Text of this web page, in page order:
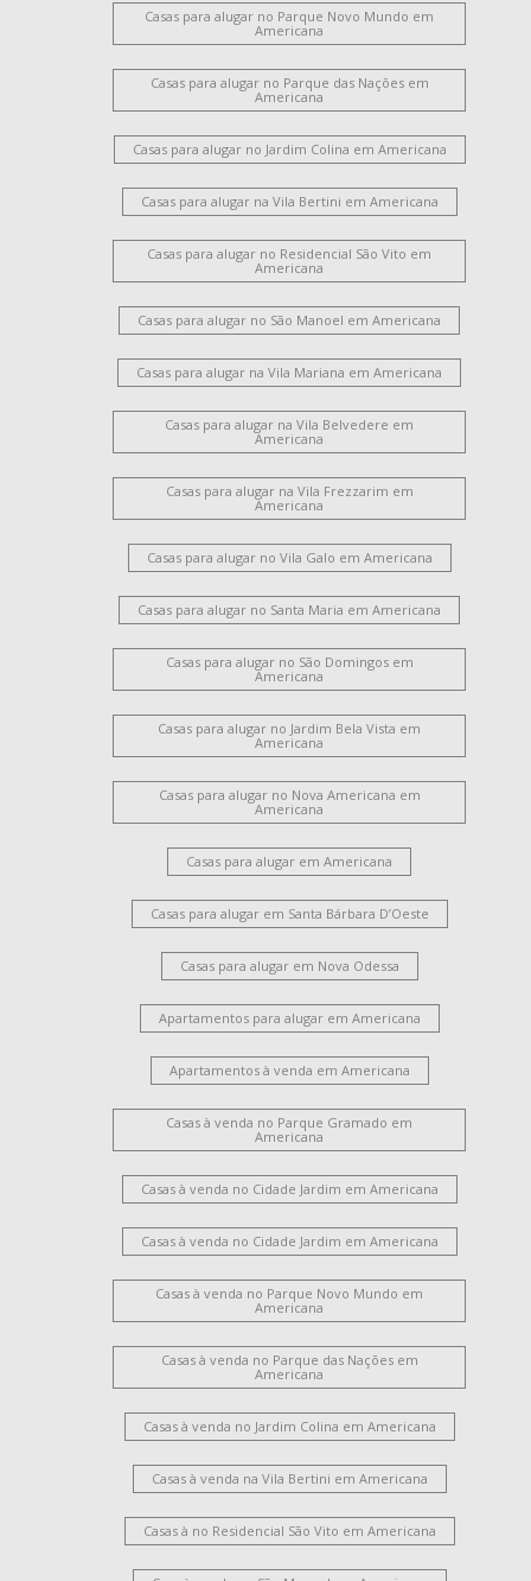
Casas para alugar no Parque Novo Mundo em
Americana
Casas para alugar no Parque das Nações em
Americana
Casas para alugar no Jardim Colina em Americana
Casas para alugar na Vila Bertini em Americana
Casas para alugar no Residencial São Vito em
Americana
Casas para alugar no São Manoel em Americana
Casas para alugar na Vila Mariana em Americana
Casas para alugar na Vila Belvedere em
Americana
Casas para alugar na Vila Frezzarim em
Americana
Casas para alugar no Vila Galo em Americana
Casas para alugar no Santa Maria em Americana
Casas para alugar no São Domingos em
Americana
Casas para alugar no Jardim Bela Vista em
Americana
Casas para alugar no Nova Americana em
Americana
Casas para alugar em Americana
Casas para alugar em Santa Bárbara D’Oeste
Casas para alugar em Nova Odessa
Apartamentos para alugar em Americana
Apartamentos à venda em Americana
Casas à venda no Parque Gramado em
Americana
Casas à venda no Cidade Jardim em Americana
Casas à venda no Cidade Jardim em Americana
Casas à venda no Parque Novo Mundo em
Americana
Casas à venda no Parque das Nações em
Americana
Casas à venda no Jardim Colina em Americana
Casas à venda na Vila Bertini em Americana
Casas à no Residencial São Vito em Americana